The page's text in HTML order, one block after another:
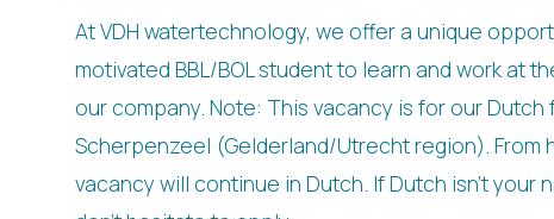
At VDH watertechnology, we offer a unique
motivated BBL/BOL student to learn and work at
our company. Note: This vacancy is for our Dutch
Scherpenzeel (Gelderland/Utrecht region). From
vacancy will continue in Dutch. If Dutch isn’t your